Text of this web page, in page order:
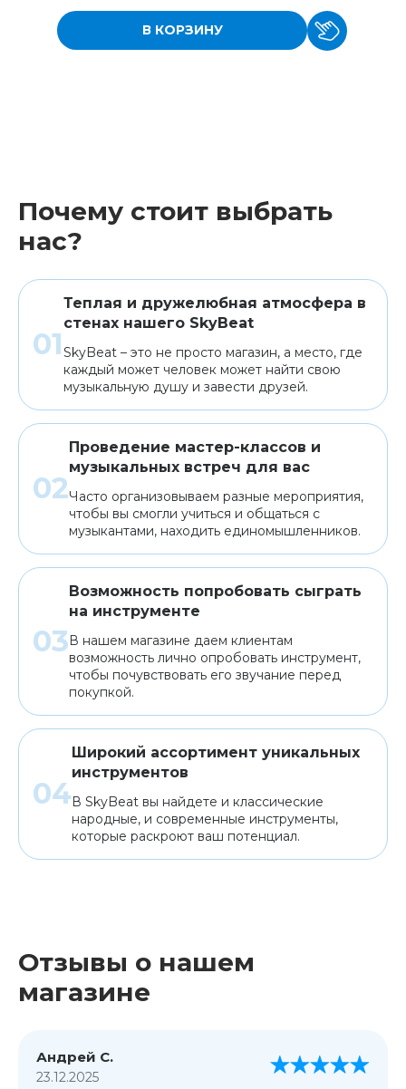
В КОРЗИНУ
Почему стоит выбрать
нас?
Теплая и дружелюбная атмосфера в
стенах нашего SkyBeat
SkyBeat – это не просто магазин, а место, где
каждый может человек может найти свою
музыкальную душу и завести друзей.
Проведение мастер-классов и
музыкальных встреч для вас
Часто организовываем разные мероприятия,
чтобы вы смогли учиться и общаться с
музыкантами, находить единомышленников.
Возможность попробовать сыграть
на инструменте
В нашем магазине даем клиентам
возможность лично опробовать инструмент,
чтобы почувствовать его звучание перед
покупкой.
Широкий ассортимент уникальных
инструментов
В SkyBeat вы найдете и классические
народные, и современные инструменты,
которые раскроют ваш потенциал.
Отзывы о нашем
магазине
Андрей С.
23.12.2025